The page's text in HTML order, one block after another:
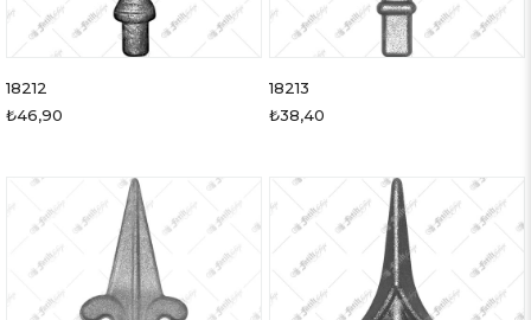
18212
₺46,90
18213
₺38,40